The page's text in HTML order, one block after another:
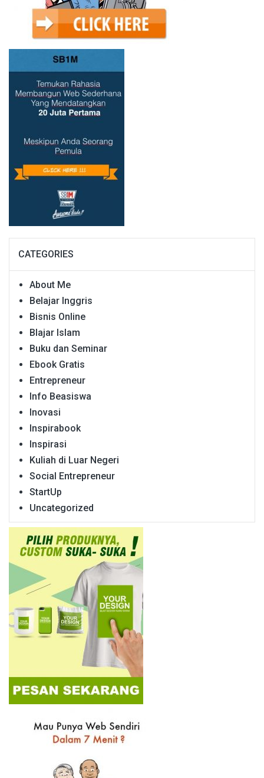
CATEGORIES
About Me
Belajar Inggris
Bisnis Online
Blajar Islam
Buku dan Seminar
Ebook Gratis
Entrepreneur
Info Beasiswa
Inovasi
Inspirabook
Inspirasi
Kuliah di Luar Negeri
Social Entrepreneur
StartUp
Uncategorized